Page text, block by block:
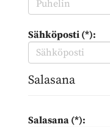
Sähköposti (*):
Salasana
Salasana (*):